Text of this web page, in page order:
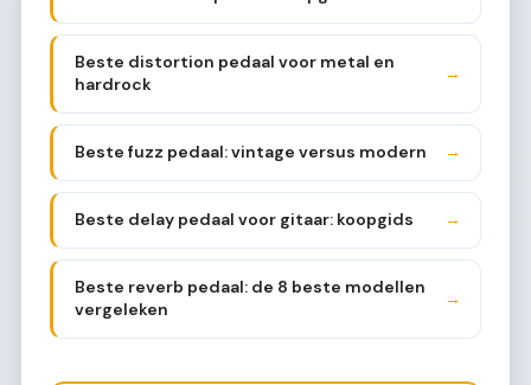
Beste distortion pedaal voor metal en
hardrock
→
Beste fuzz pedaal: vintage versus modern →
Beste delay pedaal voor gitaar: koopgids →
Beste reverb pedaal: de 8 beste modellen
vergeleken
→